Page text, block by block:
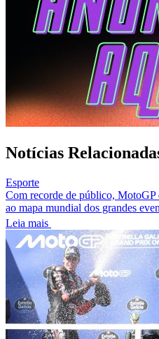
Notícias
Esporte
Com recorde de público,
ao mapa mundial dos grandes
Leia mais